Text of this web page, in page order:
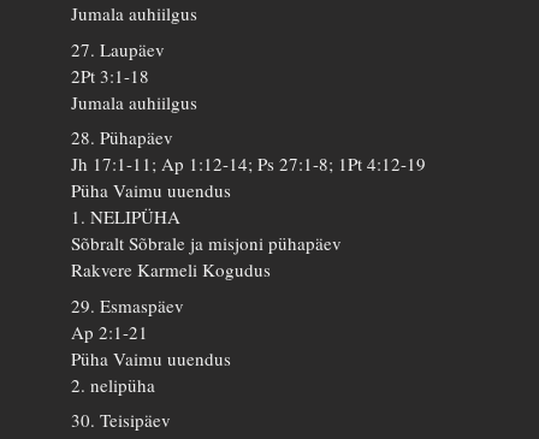
Jumala auhiilgus
27. Laupäev
2Pt 3:1-18
Jumala auhiilgus
28. Pühapäev
Jh 17:1-11; Ap 1:12-14; Ps 27:1-8; 1Pt 4:12-19
Püha Vaimu uuendus
1. NELIPÜHA
Sõbralt Sõbrale ja misjoni pühapäev
Rakvere Karmeli Kogudus
29. Esmaspäev
Ap 2:1-21
Püha Vaimu uuendus
2. nelipüha
30. Teisipäev